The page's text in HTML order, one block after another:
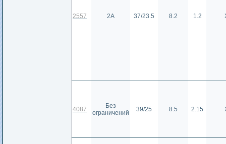
2557 2А 37/23.5 8.2 1.2
4087
Без
ограничений
39/25 8.5 2.15